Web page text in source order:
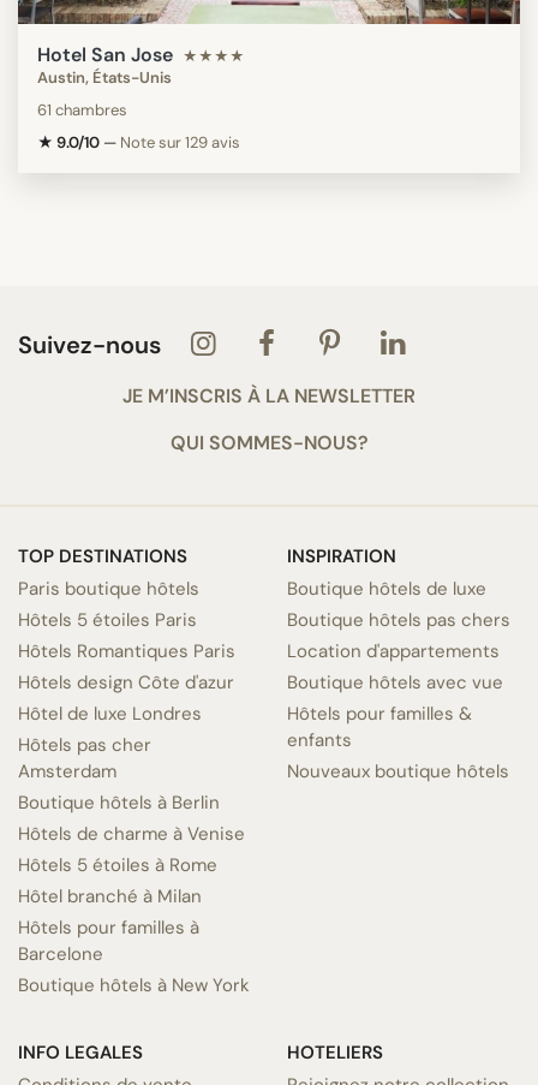
Hotel San Jose ★★★★
Austin, États-Unis
61 chambres
★ 9.0/10 — Note sur 129 avis
Suivez-nous
JE M’INSCRIS À LA NEWSLETTER
QUI SOMMES-NOUS?
TOP DESTINATIONS
Paris boutique hôtels
Hôtels 5 étoiles Paris
Hôtels Romantiques Paris
Hôtels design Côte d'azur
Hôtel de luxe Londres
Hôtels pas cher
Amsterdam
Boutique hôtels à Berlin
Hôtels de charme à Venise
Hôtels 5 étoiles à Rome
Hôtel branché à Milan
Hôtels pour familles à
Barcelone
Boutique hôtels à New York
INSPIRATION
Boutique hôtels de luxe
Boutique hôtels pas chers
Location d'appartements
Boutique hôtels avec vue
Hôtels pour familles &
enfants
Nouveaux boutique hôtels
INFO LEGALES
HOTELIERS